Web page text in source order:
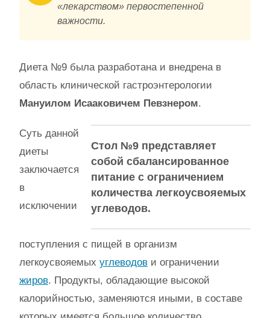
«лекарством» первостепенной
важности.
Диета №9 была разработана и внедрена в
область клинической гастроэнтерологии
Мануилом Исааковичем Певзнером.
Стол №9 представляет
собой сбалансированное
питание с ограничением
количества легкоусвояемых
углеводов.
Суть данной
диеты
заключается
в
исключении
поступления с пищей в организм
легкоусвояемых углеводов и ограничении
жиров. Продукты, обладающие высокой
калорийностью, заменяются иными, в составе